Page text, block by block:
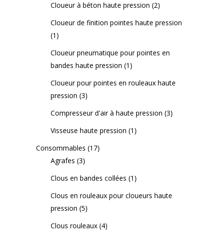
Cloueur à béton haute pression (2)
Cloueur de finition pointes haute pression
(1)
Cloueur pneumatique pour pointes en
bandes haute pression (1)
Cloueur pour pointes en rouleaux haute
pression (3)
Compresseur d'air à haute pression (3)
Visseuse haute pression (1)
Consommables (17)
Agrafes (3)
Clous en bandes collées (1)
Clous en rouleaux pour cloueurs haute
pression (5)
Clous rouleaux (4)